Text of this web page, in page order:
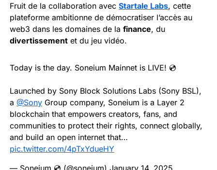
Fruit de la collaboration avec Startale Labs, cette
plateforme ambitionne de démocratiser l’accès au
web3 dans les domaines de la finance, du
divertissement et du jeu vidéo.
Today is the day. Soneium Mainnet is LIVE! 💿
Launched by Sony Block Solutions Labs (Sony BSL),
a @Sony Group company, Soneium is a Layer 2
blockchain that empowers creators, fans, and
communities to protect their rights, connect globally,
and build an open internet that…
pic.twitter.com/4pTxYdueHY
— Soneium 💿 (@soneium) January 14, 2025